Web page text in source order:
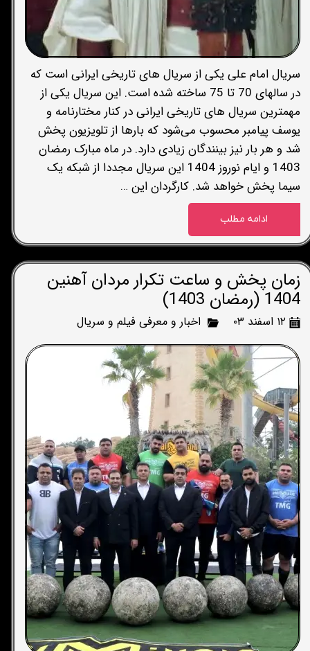
سریال امام علی یکی از سریال های تاریخی ایرانی است که
در سالهای 70 تا 75 ساخته شده است. این سریال یکی از
مهمترین سریال های تاریخی ایرانی در کنار مختارنامه و
یوسف پیامبر محسوب می‌شود که بارها از تلویزیون پخش
شد و هر بار نیز بینندگان زیادی دارد. در ماه مبارک رمضان
1403 و ایام نوروز 1404 این سریال مجددا از شبکه یک
سیما پخش خواهد شد. کارگردان این …
ادامه مطلب
زمان پخش و ساعت تکرار مردان آهنین
1404 (رمضان 1403)
۱۲ اسفند ۰۳ اخبار و معرفی فیلم و سریال